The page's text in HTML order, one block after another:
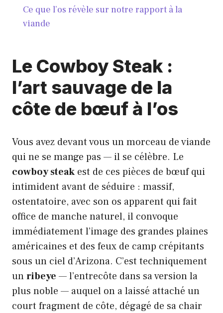
Ce que l’os révèle sur notre rapport à la
viande
Le Cowboy Steak :
l’art sauvage de la
côte de bœuf à l’os
Vous avez devant vous un morceau de viande
qui ne se mange pas — il se célèbre. Le
cowboy steak est de ces pièces de bœuf qui
intimident avant de séduire : massif,
ostentatoire, avec son os apparent qui fait
office de manche naturel, il convoque
immédiatement l’image des grandes plaines
américaines et des feux de camp crépitants
sous un ciel d’Arizona. C’est techniquement
unribeye — l’entrecôte dans sa version la
plus noble — auquel on a laissé attaché un
court fragment de côte, dégagé de sa chair